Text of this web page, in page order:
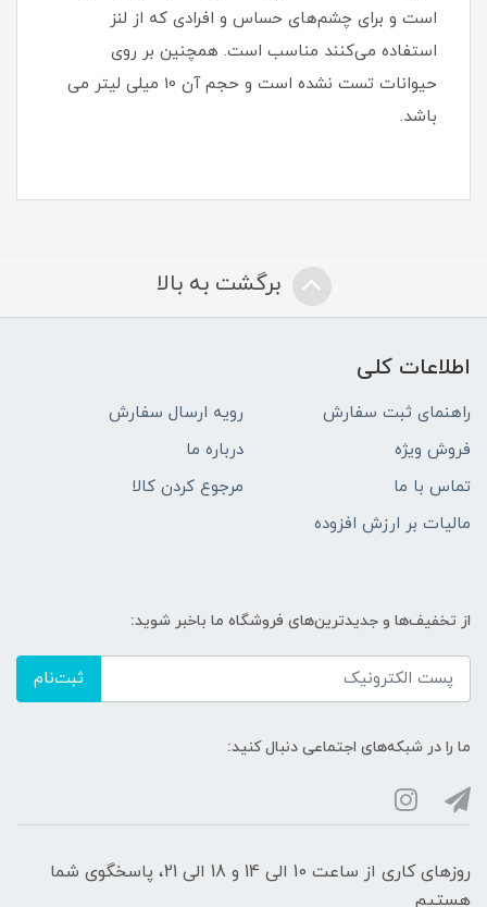
است و برای چشم‌های حساس و افرادی که از لنز
استفاده می‌کنند مناسب است. همچنین بر روی
حیوانات تست نشده است و حجم آن 10 میلی لیتر می
باشد.
برگشت به بالا
اطلاعات کلی
راهنمای ثبت سفارش
رویه ارسال سفارش
فروش ویژه
درباره ما
تماس با ما
مرجوع کردن کالا
مالیات بر ارزش افزوده
از تخفیف‌ها و جدیدترین‌های فروشگاه ما باخبر شوید:
ثبت‌نام
ما را در شبکه‌های اجتماعی دنبال کنید:
روزهای کاری از ساعت 10 الی 14 و 18 الی 21، پاسخگوی شما
هستیم